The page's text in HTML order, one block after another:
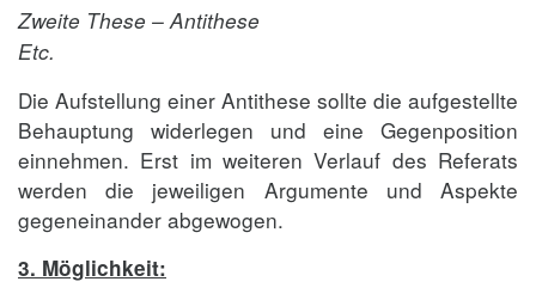
Zweite These – Antithese
Etc.
Die Aufstellung einer Antithese sollte die aufgestellte
Behauptung widerlegen und eine Gegenposition
einnehmen. Erst im weiteren Verlauf des Referats
werden die jeweiligen Argumente und Aspekte
gegeneinander abgewogen.
3. Möglichkeit: